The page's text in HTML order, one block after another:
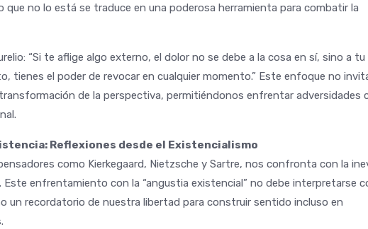
que no lo está se traduce en una poderosa herramienta para combatir la
“Si te aflige algo externo, el dolor no se debe a la cosa en sí, sino a tu
tienes el poder de revocar en cualquier momento.” Este enfoque no
de la perspectiva, permitiéndonos enfrentar adversidades
Reflexiones desde el Existencialismo
como Kierkegaard, Nietzsche y Sartre, nos confronta con la
Este enfrentamiento con la “angustia existencial” no debe interpretarse
un recordatorio de nuestra libertad para construir sentido incluso en